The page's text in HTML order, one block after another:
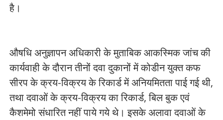
है।
औषधि अनुज्ञापन अधिकारी के मुताबिक आकस्मिक जांच की
कार्यवाही के दौरान तीनों दवा दुकानों में कोडीन युक्त कफ
सीरप के क्रय-विक्रय के रिकार्ड में अनियमितता पाई गई थी,
तथा दवाओं के क्रय-विक्रय का रिकार्ड, बिल बुक एवं
कैशमेमो संधारित नहीं पाये गये थे। इसके अलावा दवाओं के